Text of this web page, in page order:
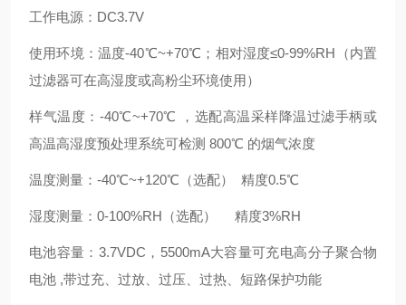
工作电源：DC3.7V
使用环境：温度-40℃~+70℃；相对湿度≤0-99%RH（内置
过滤器可在高湿度或高粉尘环境使用）
样气温度：-40℃~+70℃ ，选配高温采样降温过滤手柄或
高温高湿度预处理系统可检测 800℃ 的烟气浓度
温度测量：-40℃~+120℃（选配） 精度0.5℃
湿度测量：0-100%RH（选配） 精度3%RH
电池容量：3.7VDC，5500mA大容量可充电高分子聚合物
电池 ,带过充、过放、过压、过热、短路保护功能